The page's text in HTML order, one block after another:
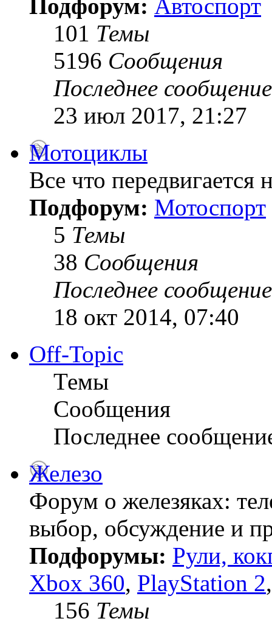
Подфорум: Автоспорт
101 Темы
5196 Сообщения
Последнее сообщение
23 июл 2017, 21:27
Мотоциклы
Все что передвигается
Подфорум: Мотоспорт
5 Темы
38 Сообщения
Последнее сообщение
18 окт 2014, 07:40
Off-Topic
Темы
Сообщения
Последнее
Железо
Форум о железяках:
выбор, обсуждение и
Подфорумы: Рули,
Xbox 360, PlayStation 2
156 Темы